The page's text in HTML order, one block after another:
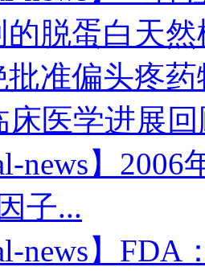
的脱蛋白天然
准偏头疼药
床医学进展
news】2006
子...
news】FDA